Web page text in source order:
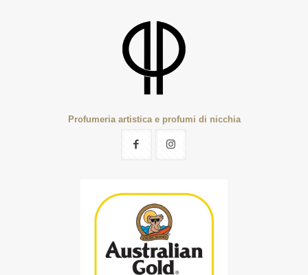
Profumeria artistica e profumi di nicchia